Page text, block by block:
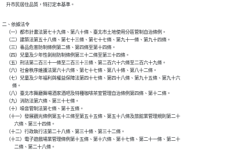
    升市民居住品質，特訂定本基準。
二、依據法令
    （一）都市計畫法第七十九條、第八十條、臺北市土地使用分區管制自治條例。
    （二）建築法第五十八條、第七十三條、第七十七條、第九十一條、第九十四條。
    （三）毒品危害防制條例第二條、第四條至第十四條。
    （四）兒童及少年性剝削防制條例第三十二條至第三十四條。
    （五）刑法第二百三十一條至二百三十三條、第二百六十六條至二百六十九條。
    （六）社會秩序維護法第六十六條、第七十七條、第八十條、第八十二條。
    （七）兒童及少年福利與權益保障法第四十七條、第四十八條、第九十五條、第九十六
          條。
    （八）臺北市舞廳舞場酒家酒吧及特種咖啡茶室管理自治條例第四條、第十二條。
    （九）消防法第六條、第三十七條。
    （十）噪音管制法第七條、第十五條。
    （十一）發展觀光條例第五十三條至第五十五條、第五十八條及旅館業管理規則第二十
            六條、第三十四條。
    （十二）行政執行法第二十八條、第三十條、第三十二條。
    （十三）電子遊戲場業管理條例第十五條、第十六條、第十七條、第二十一條、第二十
            二條、第二十八條。